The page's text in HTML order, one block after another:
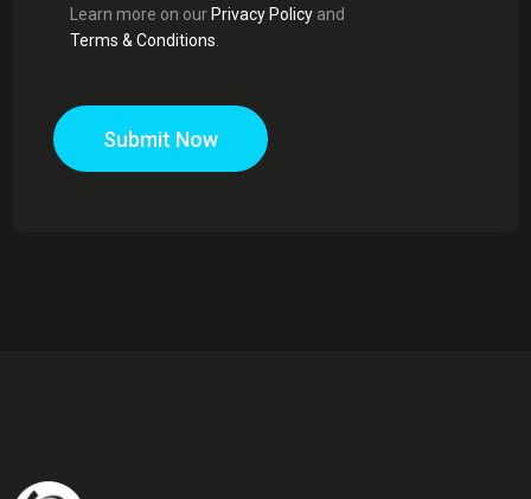
Learn more on ourPrivacy Policy and
Terms & Conditions
Submit Now